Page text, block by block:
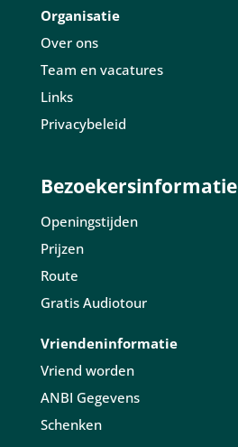
Organisatie
Over ons
Team en vacatures
Links
Privacybeleid
Bezoekersinformatie
Openingstijden
Prijzen
Route
Gratis Audiotour
Vriendeninformatie
Vriend worden
ANBI Gegevens
Schenken